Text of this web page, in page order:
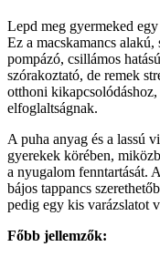
Lepd meg gyermeked
Ez a macskamancs
pompázó, csillámos
szórakoztató, de remek
otthoni
elfoglaltságnak.
A puha anyag és a lassú
gyerekek körében,
a nyugalom fenntartását.
bájos tappancs
pedig egy kis varázslatot
Főbb jellemzők: